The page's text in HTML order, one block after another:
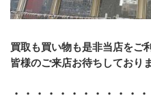
買取も買い物も是非当店をご
皆様のご来店お待ちしておりま
・・・・・・・・・・・